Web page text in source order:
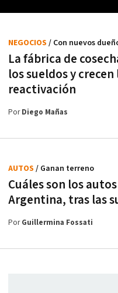
La fábrica de
los sueldos y
reactivación
NEGOCIOS / Con nuevos
PorDiego Mañas
Cuáles son los
Argentina, tras las
AUTOS / Ganan terreno
PorGuillermina Fossati